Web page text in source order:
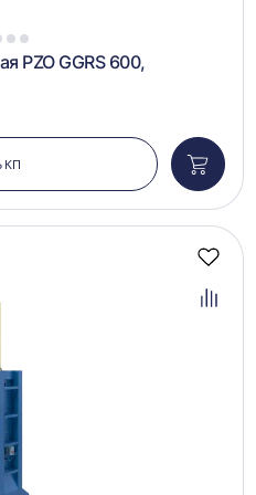
4 5
PZO GGRS 600,
КП
в